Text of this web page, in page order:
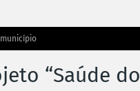
“Saúde do